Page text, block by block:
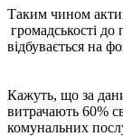
Таким чином
громадськості
відбувається на
Кажуть, що за
витрачають 60%
комунальних